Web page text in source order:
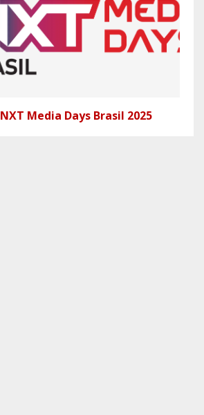
NXT Media Days Brasil 2025